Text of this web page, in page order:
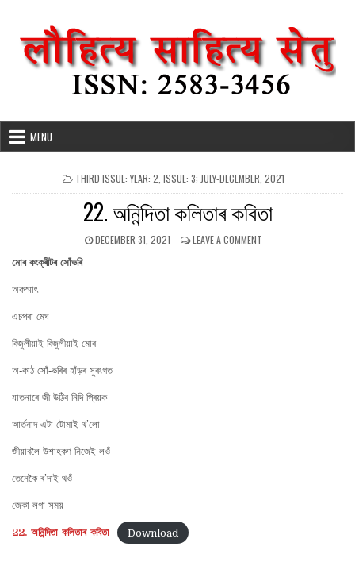
content
MENU
POSTED
IN
THIRD ISSUE: YEAR: 2, ISSUE: 3; JULY-DECEMBER, 2021
22. অনিন্দিতা কলিতাৰ কবিতা
PUBLISHED
DECEMBER 31, 2021 LEAVE A COMMENT
মোৰ কংক্ৰীটৰ সোঁভৰি
অকস্মাৎ
এচপৰা মেঘ
বিজুলীয়াই বিজুলীয়াই মোৰ
অ-কাঠ সোঁ-ভৰিৰ হাঁড়ৰ সুৰংগত
যাতনাৰে জী উঠিব নিদি প্ৰিয়ক
আৰ্তনাদ এটা টোমাই থ’লো
জীয়াবলৈ উশাহকণ নিজেই লওঁ
তেনেকৈ ৰ’দাই থওঁ
জেকা লগা সময়
22.-অনিন্দিতা-কলিতাৰ-কবিতা Download